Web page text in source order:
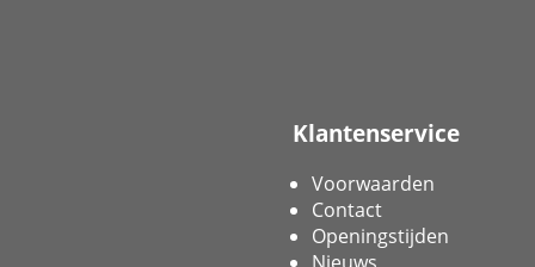
Klantenservice
Voorwaarden
Contact
Openingstijden